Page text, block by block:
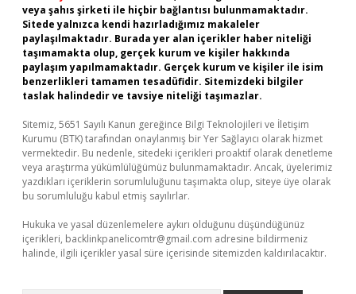
veya şahıs şirketi ile hiçbir bağlantısı bulunmamaktadır.
Sitede yalnızca kendi hazırladığımız makaleler
paylaşılmaktadır. Burada yer alan içerikler haber niteliği
taşımamakta olup, gerçek kurum ve kişiler hakkında
paylaşım yapılmamaktadır. Gerçek kurum ve kişiler ile isim
benzerlikleri tamamen tesadüfidir. Sitemizdeki bilgiler
taslak halindedir ve tavsiye niteliği taşımazlar.
Sitemiz, 5651 Sayılı Kanun gereğince Bilgi Teknolojileri ve İletişim
Kurumu (BTK) tarafından onaylanmış bir Yer Sağlayıcı olarak hizmet
vermektedir. Bu nedenle, sitedeki içerikleri proaktif olarak denetleme
veya araştırma yükümlülüğümüz bulunmamaktadır. Ancak, üyelerimiz
yazdıkları içeriklerin sorumluluğunu taşımakta olup, siteye üye olarak
bu sorumluluğu kabul etmiş sayılırlar.
Hukuka ve yasal düzenlemelere aykırı olduğunu düşündüğünüz
içerikleri, backlinkpanelicomtr@gmail.com adresine bildirmeniz
halinde, ilgili içerikler yasal süre içerisinde sitemizden kaldırılacaktır.